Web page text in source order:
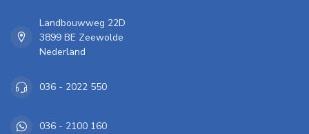
Landbouwweg 22D
3899 BE Zeewolde
Nederland
036 - 2022 550
036 - 2100 160